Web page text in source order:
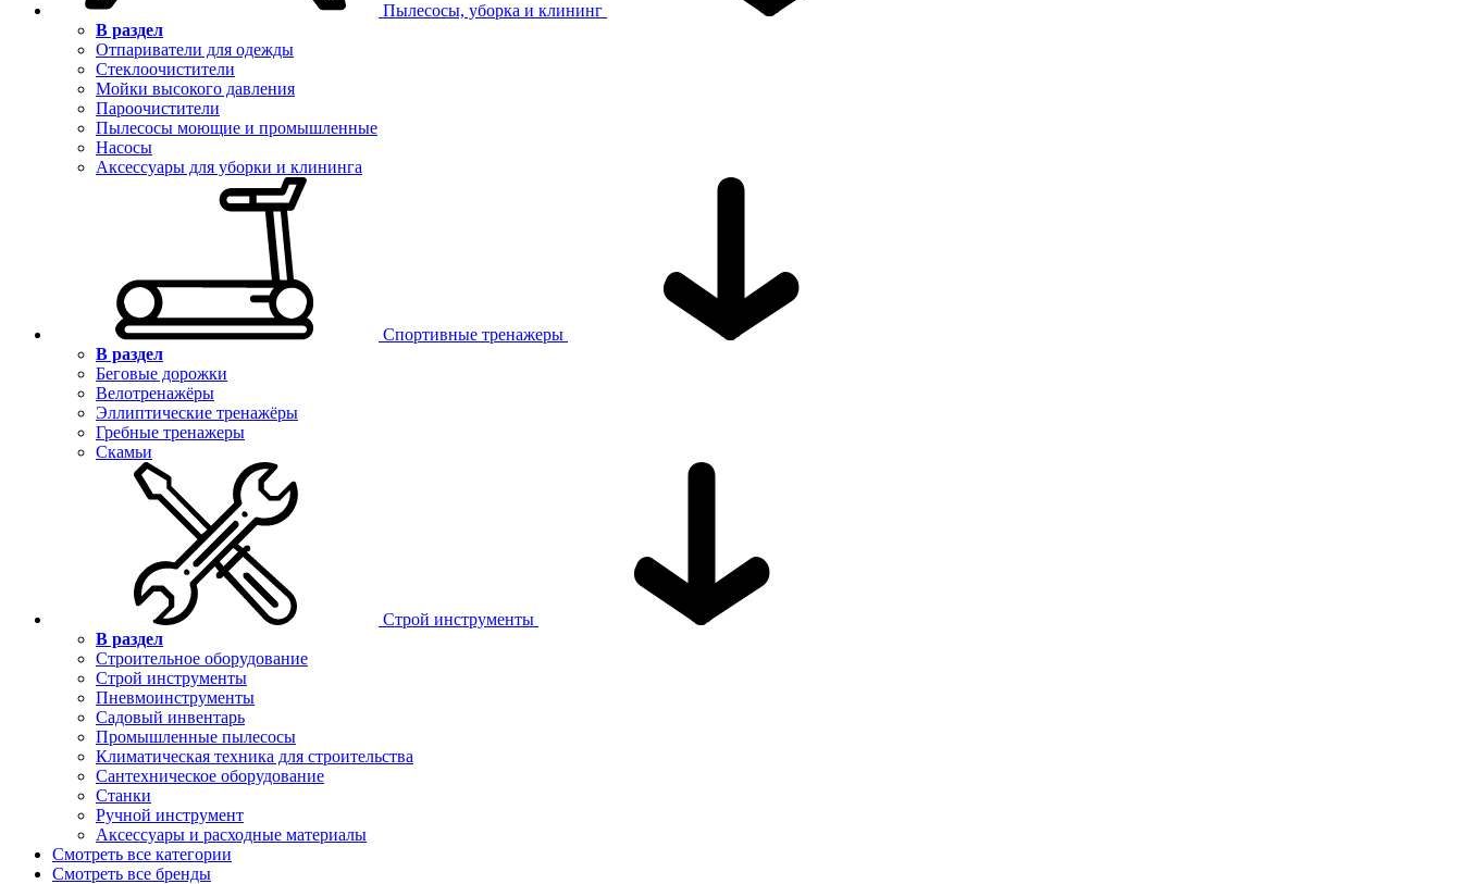
Пылесосы, уборка и клининг
В раздел
Отпариватели для одежды
Стеклоочистители
Мойки высокого давления
Пароочистители
Пылесосы моющие и промышленные
Насосы
Аксессуары для уборки и клининга
Спортивные тренажеры
В раздел
Беговые дорожки
Велотренажёры
Эллиптические тренажёры
Гребные тренажеры
Скамьи
Строй инструменты
В раздел
Строительное оборудование
Строй инструменты
Пневмоинструменты
Садовый инвентарь
Промышленные пылесосы
Климатическая техника для строительства
Сантехническое оборудование
Станки
Ручной инструмент
Аксессуары и расходные материалы
Смотреть все категории
Смотреть все бренды